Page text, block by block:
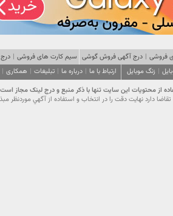
فروشی | درج آگهی فروش گوشی سیم کارت های فروشی |
| زنگ موبایل ارتباط با ما | درباره ما | تبلیغات | همکاری |